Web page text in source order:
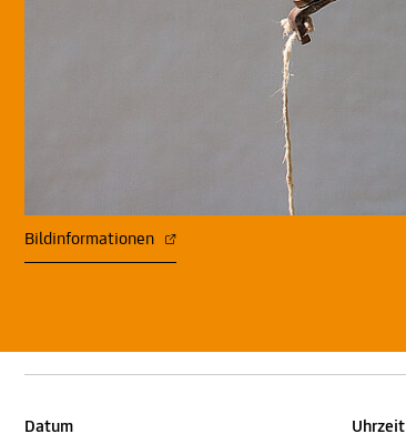
Bildinformationen
Datum
Uhrzeit